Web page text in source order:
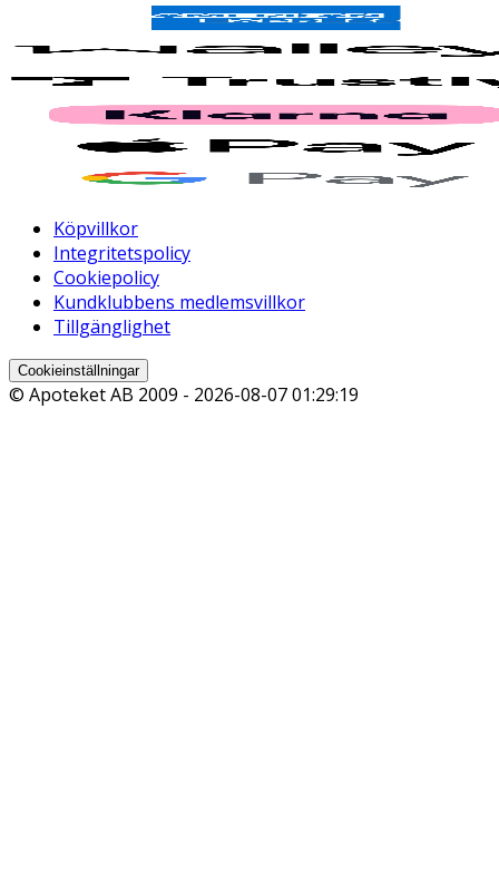
Köpvillkor
Integritetspolicy
Cookiepolicy
Kundklubbens medlemsvillkor
Tillgänglighet
Cookieinställningar
© Apoteket AB 2009 - 2026-08-07 01:29:19